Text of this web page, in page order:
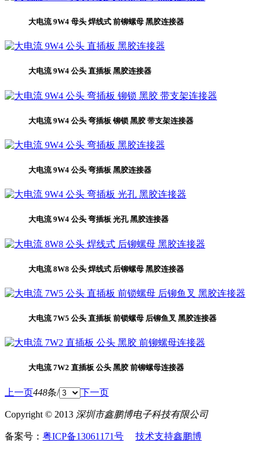
大电流 9W4 母头 焊线式 前铆螺母 黑胶连接器
大电流 9W4 公头 直插板 黑胶连接器
大电流 9W4 公头 弯插板 铆锁 黑胶 带支架连接器
大电流 9W4 公头 弯插板 黑胶连接器
大电流 9W4 公头 弯插板 光孔 黑胶连接器
大电流 8W8 公头 焊线式 后铆螺母 黑胶连接器
大电流 7W5 公头 直插板 前锁螺母 后铆鱼叉 黑胶连接器
大电流 7W2 直插板 公头 黑胶 前铆螺母连接器
上一页448条/ 下一页
Copyright © 2013 深圳市鑫鹏博电子科技有限公司
备案号： 粤ICP备13061171号 技术支持鑫鹏博